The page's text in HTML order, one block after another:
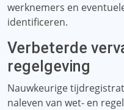
werknemers en
identificeren.
Verbeterde
regelgeving
Nauwkeurige
naleven van wet- en